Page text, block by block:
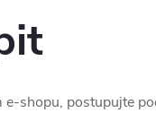
e-shopu, postupujte